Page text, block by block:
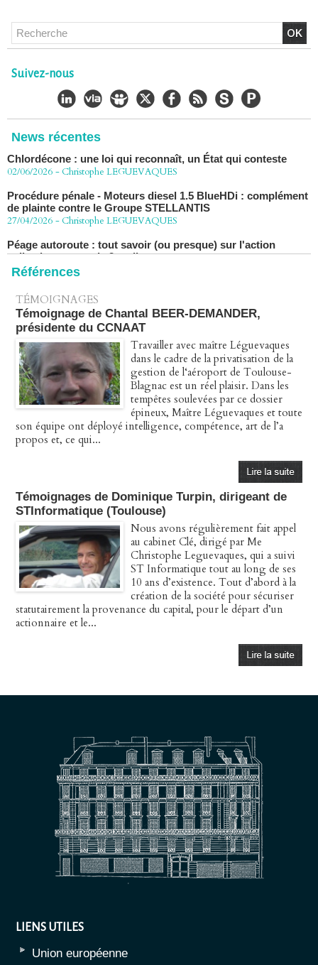
Suivez-nous
News récentes
Chlordécone : un non-lieu confirmé, la bataille se déplace
vers la Cour de cassation
LÈGUEVAQUES (CLE), avocat de parties civiles, après la
décision de confirmation du non-lieu
22/06/2026 -Christophe LEGUEVAQUES
02/06/2026 -Christophe LEGUEVAQUES
de plainte contre le Groupe STELLANTIS
27/04/2026 -Christophe LEGUEVAQUES
collective ouverte le 2 avril
07/04/2026 -Christophe LEGUEVAQUES
Références
TÉMOIGNAGES
Témoignage de Chantal BEER-DEMANDER,
présidente du CCNAAT
Travailler avec maître Léguevaques
dans le cadre de la privatisation de la
gestion de l‘aéroport de Toulouse-
Blagnac est un réel plaisir. Dans les
tempêtes soulevées par ce dossier
épineux, Maître Léguevaques et toute
son équipe ont déployé intelligence, compétence, art de l’a
propos et, ce qui...
Témoignages de Dominique Turpin, dirigeant de
STInformatique (Toulouse)
Nous avons régulièrement fait appel
au cabinet Clé, dirigé par Me
Christophe Leguevaques, qui a suivi
ST Informatique tout au long de ses
10 ans d’existence. Tout d’abord à la
création de la société pour sécuriser
statutairement la provenance du capital, pour le départ d’un
actionnaire et le...
LIENS UTILES
Union européenne